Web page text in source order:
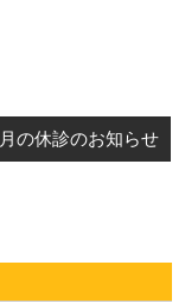
月の休診のお知らせ